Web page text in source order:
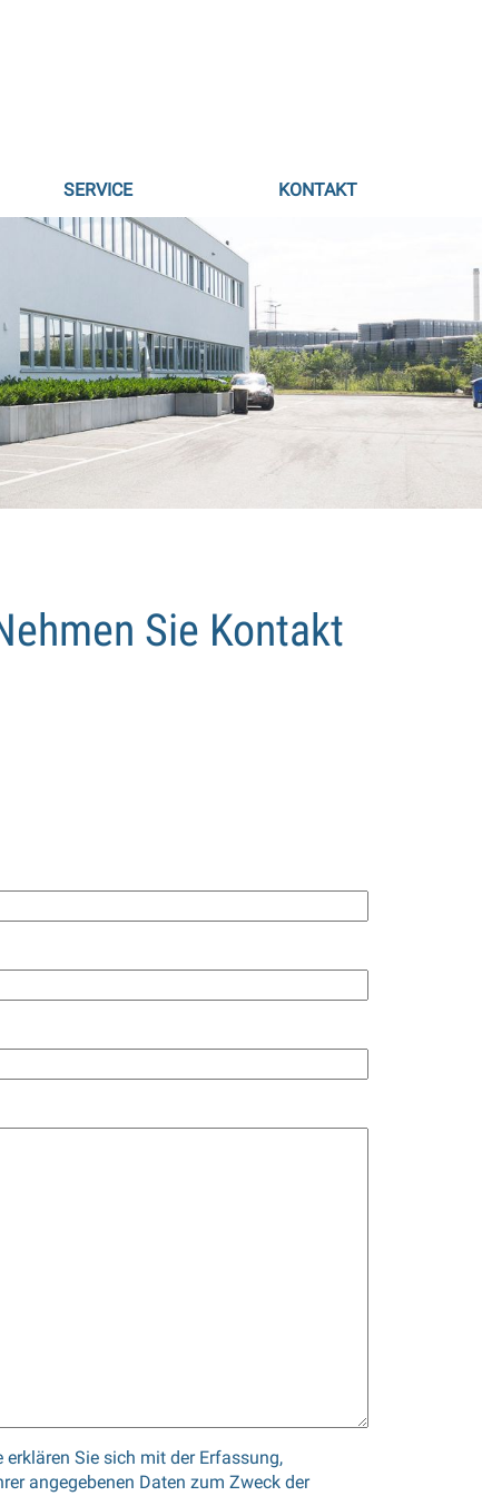
SERVICE KONTAKT
Sie Kontakt
Sie sich mit der Erfassung,
angegebenen Daten zum Zweck der